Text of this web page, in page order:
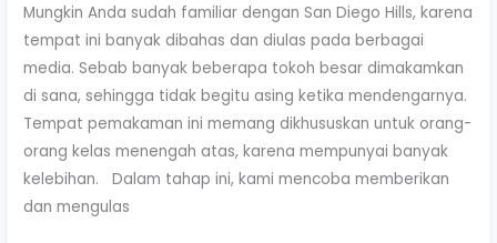
Selera
Makan
Mungkin Anda sudah familiar dengan San Diego Hills, karena
tempat ini banyak dibahas dan diulas pada berbagai
media. Sebab banyak beberapa tokoh besar dimakamkan
di sana, sehingga tidak begitu asing ketika mendengarnya.
Tempat pemakaman ini memang dikhususkan untuk orang-
orang kelas menengah atas, karena mempunyai banyak
kelebihan. Dalam tahap ini, kami mencoba memberikan
dan mengulas